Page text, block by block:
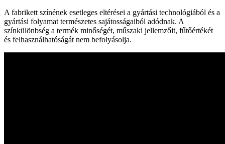
A fabrikett színének esetleges eltérései a gyártási technológiából és a
gyártási folyamat természetes sajátosságaiból adódnak. A
színkülönbség a termék minőségét, műszaki jellemzőit, fűtőértékét
és felhasználhatóságát nem befolyásolja.